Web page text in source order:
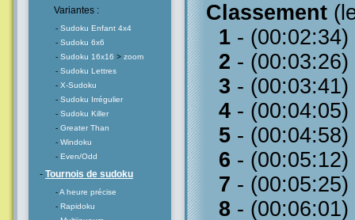
Variantes :
- Sudoku Enfant 4x4
- Sudoku 6x6
- Sudoku 16x16 > zoom
- Sudoku Lettres
- X-Sudoku
- Sudoku Irrégulier
- Sudoku Killer
- Greater Than
- Windoku
- Even/Odd
- Tournois de sudoku
-A heure précise
- Rapidoku
Classement
1 -
2 -
3 -
4 -
5 -
6 -
7 -
8 -